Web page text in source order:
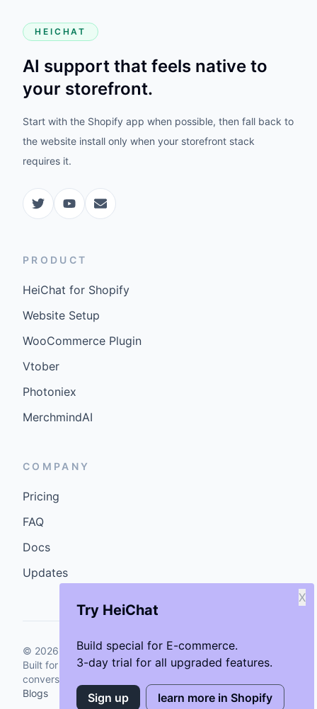
Try HeiChat
Build special for E-commerce.
3-day trial for all upgraded features.
X
Sign up learn more in Shopify
HEICHAT
AI support that feels native to
your storefront.
Start with the Shopify app when possible, then fall back to
the website install only when your storefront stack
requires it.
PRODUCT
HeiChat for Shopify
Website Setup
WooCommerce Plugin
Vtober
Photoniex
MerchmindAI
COMPANY
Pricing
FAQ
Docs
Updates
© 2026 GenCybers Inc. All rights reserved.
Built for storefronts that want faster answers and cleaner
conversions.
Blogs